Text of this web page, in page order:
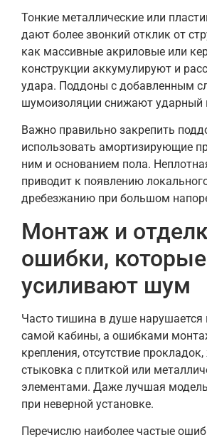
Тонкие металлические или
дают более звонкий отклик от
как массивные акриловые или
конструкции аккумулируют и
удара. Поддоны с добавленным
шумоизоляции снижают ударный
Важно правильно закрепить
использовать амортизирующие
ним и основанием пола.
приводит к появлению
дребезжанию при большом
Монтаж и
ошибки, которые
усиливают шум
Часто тишина в душе нарушается
самой кабины, а ошибками
крепления, отсутствие
стыковка с плиткой или
элементами. Даже лучшая модель
при неверной установке.
Перечислю наиболее частые